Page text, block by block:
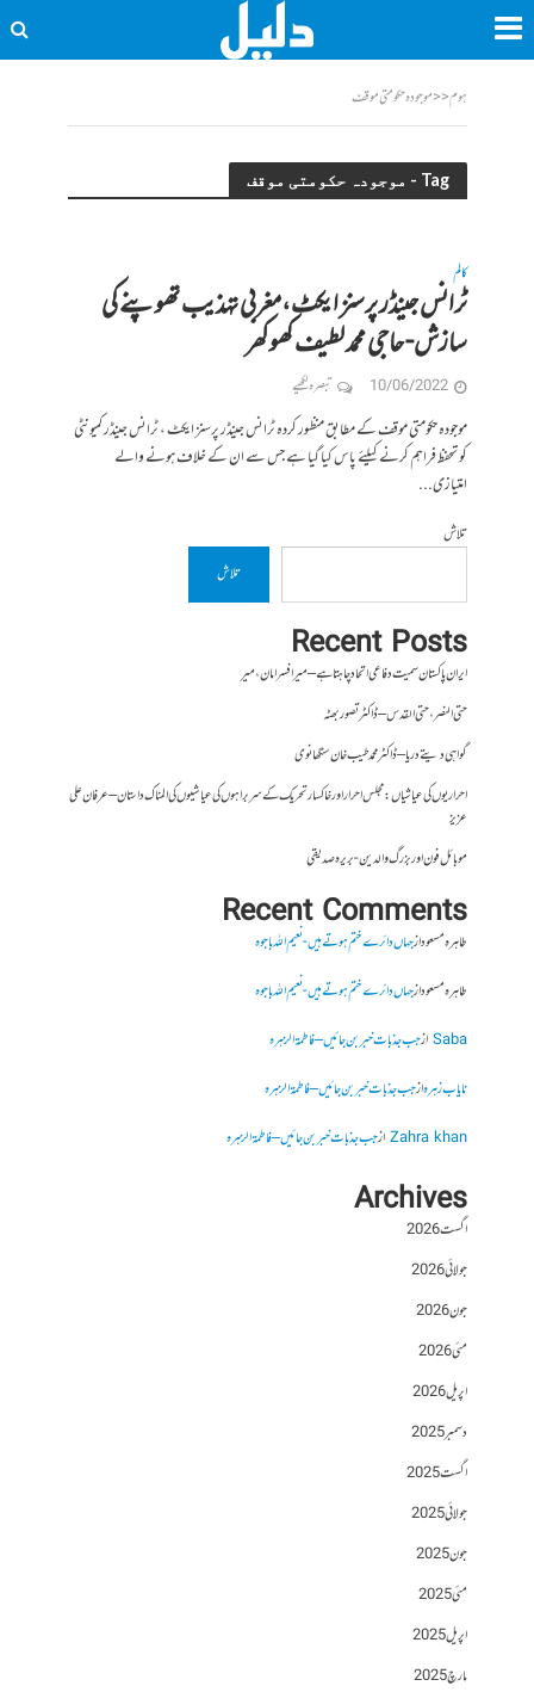
ہوم<<موجودہ حکومتی موقف
Tag - موجودہ حکومتی موقف
کالم
ٹرانس جینڈر پرسنز ایکٹ،مغربی تہذیب تھوپنے کی
سازش- حاجی محمد لطیف کھوکھر
10/06/2022 تبصرہ لکھیے
موجودہ حکومتی موقف کے مطابق منظور کردہ ٹرانس جینڈر پرسنز ایکٹ ، ٹرانس جینڈر کمیونٹی
کو تحفظ فراہم کرنے کیلئے پاس کیا گیا ہے جس سے ان کے خلاف ہونے والے
امتیازی...
تلاش
تلاش
Recent Posts
ایران پاکستان سمیت دفاعی اتحاد چاہتا ہے – میر افسر امان،میر
حتی النصر ، حتی القدس – ڈاکٹر تصور بھٹہ
گواہی دیتے دریا – ڈاکٹر محمد طیب خان سنگھانوی
احراریوں کی عیاشیاں : مجلس احرار اور خاکسار تحریک کے سربراہوں کی عیاشیوں کی المناک داستان – عرفان علی
عزیز
موبائل فون اور بزرگ والدین- بریرہ صدیقی
Recent Comments
طاہرہ مسعودازجہاں دائرے ختم ہوتے ہیں- نعیم اللہ باجوہ
طاہرہ مسعودازجہاں دائرے ختم ہوتے ہیں- نعیم اللہ باجوہ
Sabaازجب جذبات خبر بن جائیں – فاطمۃالزہرہ
نایاب زہرہازجب جذبات خبر بن جائیں – فاطمۃالزہرہ
Zahra khanازجب جذبات خبر بن جائیں – فاطمۃالزہرہ
Archives
اگست 2026
جولائی 2026
جون 2026
مئی 2026
اپریل 2026
دسمبر 2025
اگست 2025
جولائی 2025
جون 2025
مئی 2025
اپریل 2025
مارچ 2025